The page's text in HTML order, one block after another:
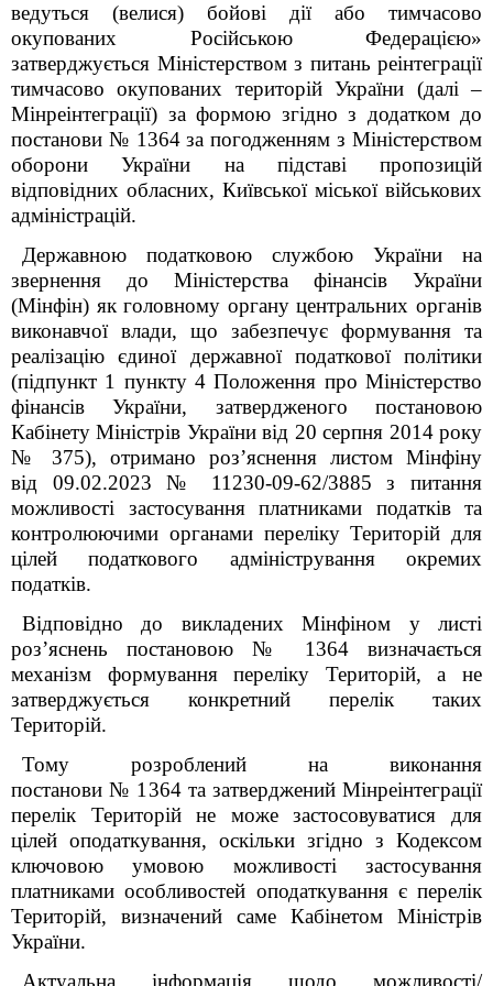
ведуться (велися) бойові дії або тимчасово
окупованих Російською Федерацією»
затверджується Міністерством з питань реінтеграції
тимчасово окупованих територій України (далі –
Мінреінтеграції) за формою згідно з додатком до
постанови № 1364 за погодженням з Міністерством
оборони України на підставі пропозицій
відповідних обласних, Київської міської військових
адміністрацій.
Державною податковою службою України на
звернення до Міністерства фінансів України
(Мінфін) як головному органуцентральних органів
виконавчої влади, що забезпечує формування та
реалізацію єдиної державної податкової політики
(підпункт 1 пункту 4 Положення про Міністерство
фінансів України, затвердженого постановою
Кабінету Міністрів України від 20 серпня 2014 року
№ 375), отримано роз’яснення листом Мінфіну
від 09.02.2023 № 11230-09-62/3885 з питання
можливості застосування платниками податків та
контролюючими органами переліку Територій для
цілей податкового адміністрування окремих
податків.
Відповідно до викладених Мінфіном у листі
роз’яснень постановою № 1364 визначається
механізм формування переліку Територій, а не
затверджується конкретний перелік таких
Територій.
Тому розроблений на виконання
постанови № 1364 та затверджений Мінреінтеграції
перелік Територій не може застосовуватися для
цілей оподаткування, оскільки згідно з Кодексом
ключовою умовою можливості застосування
платниками особливостей оподаткування є перелік
Територій, визначений саме Кабінетом Міністрів
України.
Актуальна інформація щодо можливості/